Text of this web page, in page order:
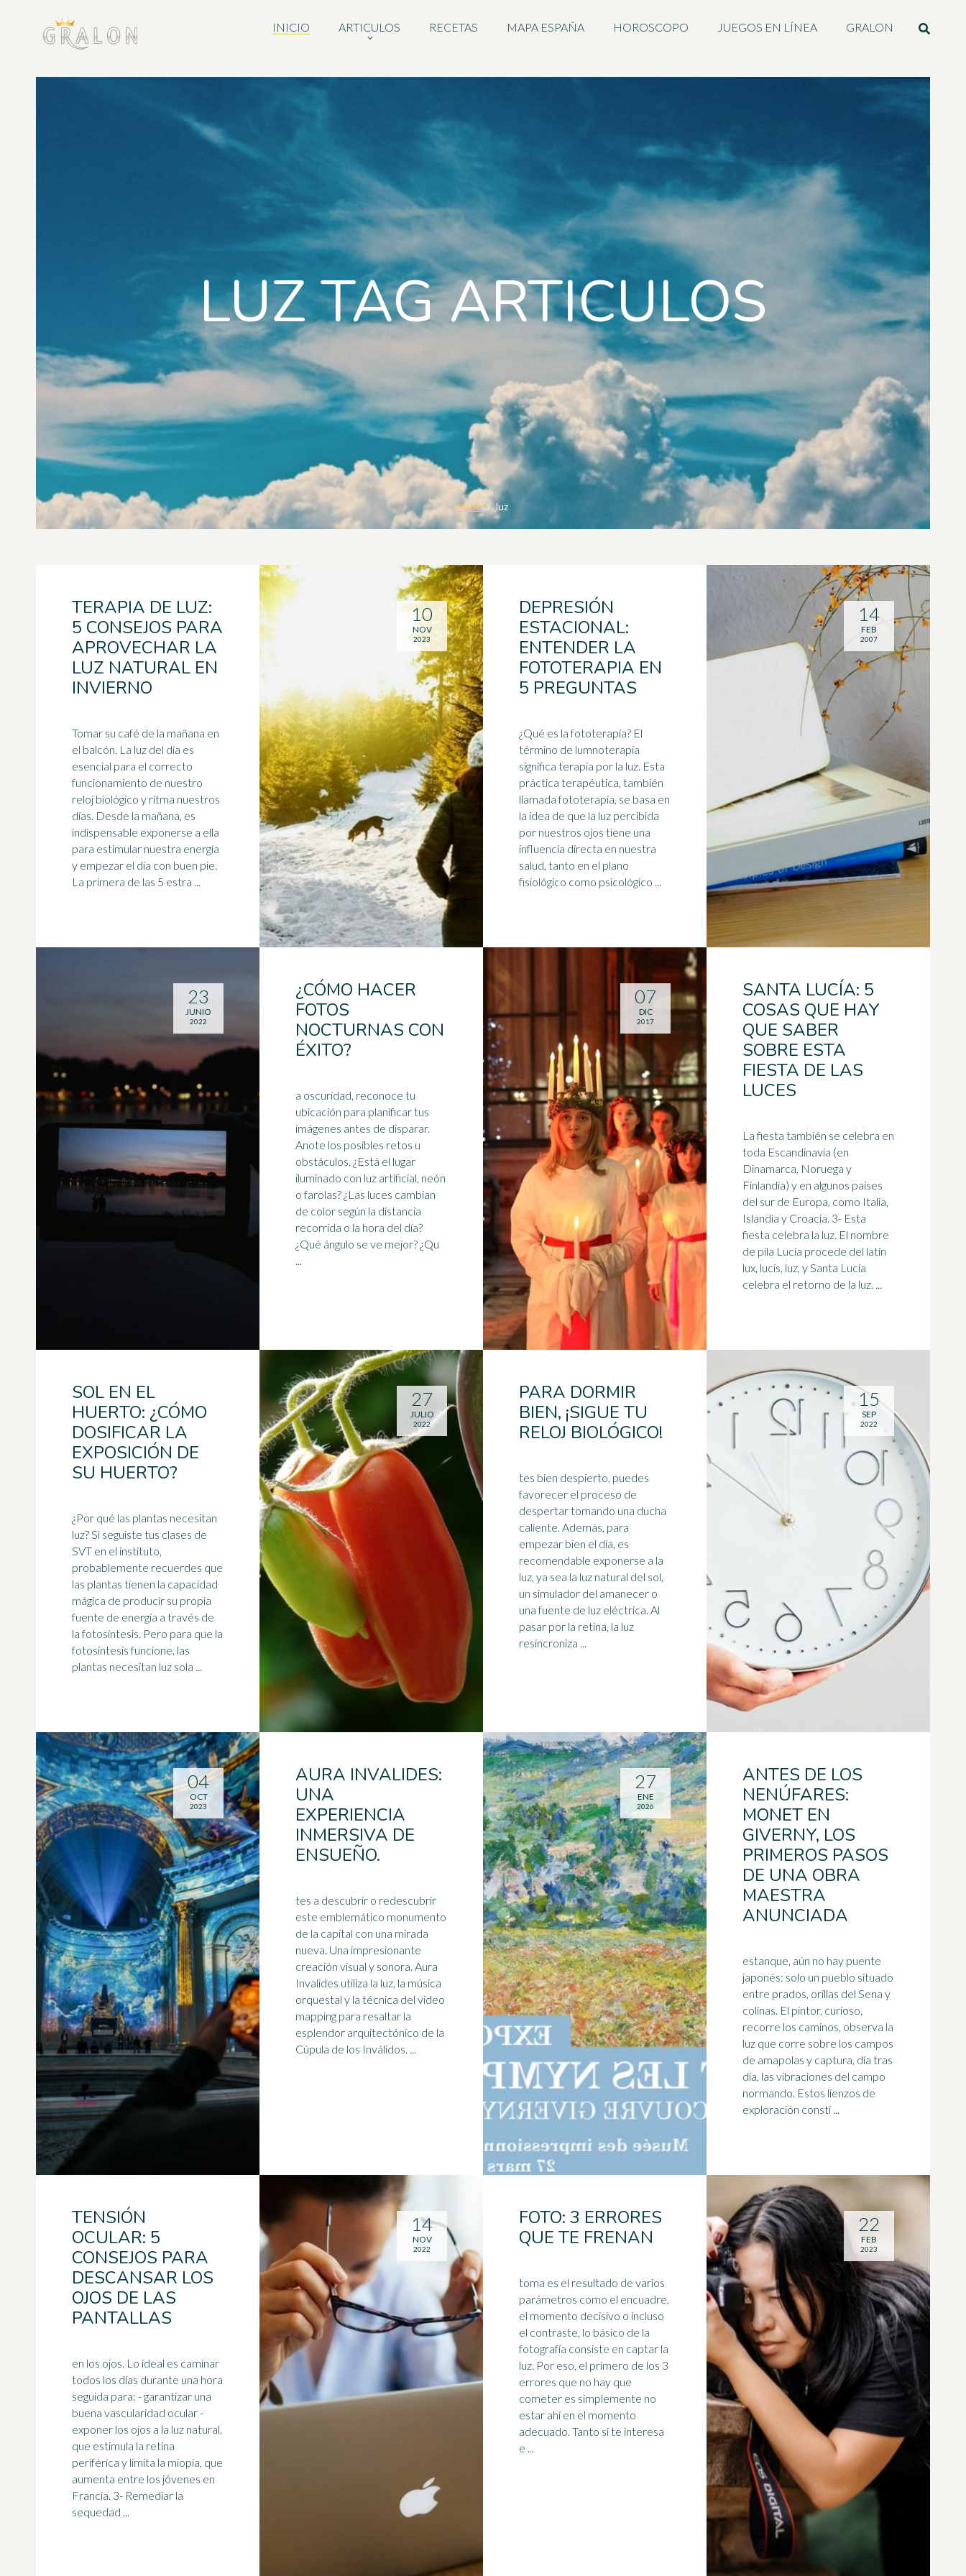
INICIO ARTICULOS RECETAS MAPA ESPAÑA HOROSCOPO JUEGOS EN LÍNEA GRALON
LUZ TAG ARTICULOS
Inicio luz
TERAPIA DE LUZ:
5 CONSEJOS PARA
APROVECHAR LA
LUZ NATURAL EN
INVIERNO
Tomar su café de la mañana en
el balcón. La luz del día es
esencial para el correcto
funcionamiento de nuestro
reloj biológico y ritma nuestros
días. Desde la mañana, es
indispensable exponerse a ella
para estimular nuestra energía
y empezar el día con buen pie.
La primera de las 5 estra ...
10
NOV
2023
DEPRESIÓN
ESTACIONAL:
ENTENDER LA
FOTOTERAPIA EN
5 PREGUNTAS
¿Qué es la fototerapia? El
término de lumnoterapia
significa terapia por la luz. Esta
práctica terapéutica, también
llamada fototerapia, se basa en
la idea de que la luz percibida
por nuestros ojos tiene una
influencia directa en nuestra
salud, tanto en el plano
fisiológico como psicológico ...
14
FEB
2007
¿CÓMO HACER
FOTOS
NOCTURNAS CON
ÉXITO?
a oscuridad, reconoce tu
ubicación para planificar tus
imágenes antes de disparar.
Anote los posibles retos u
obstáculos. ¿Está el lugar
iluminado con luz artificial, neón
o farolas? ¿Las luces cambian
de color según la distancia
recorrida o la hora del día?
¿Qué ángulo se ve mejor? ¿Qu
...
23
JUNIO
2022
SANTA LUCÍA: 5
COSAS QUE HAY
QUE SABER
SOBRE ESTA
FIESTA DE LAS
LUCES
La fiesta también se celebra en
toda Escandinavia (en
Dinamarca, Noruega y
Finlandia) y en algunos países
del sur de Europa, como Italia,
Islandia y Croacia. 3- Esta
fiesta celebra la luz. El nombre
de pila Lucía procede del latín
lux, lucis, luz, y Santa Lucía
celebra el retorno de la luz. ...
07
DIC
2017
SOL EN EL
HUERTO: ¿CÓMO
DOSIFICAR LA
EXPOSICIÓN DE
SU HUERTO?
¿Por qué las plantas necesitan
luz? Si seguiste tus clases de
SVT en el instituto,
probablemente recuerdes que
las plantas tienen la capacidad
mágica de producir su propia
fuente de energía a través de
la fotosíntesis. Pero para que la
fotosíntesis funcione, las
plantas necesitan luz sola ...
27
JULIO
2022
PARA DORMIR
BIEN, ¡SIGUE TU
RELOJ BIOLÓGICO!
tes bien despierto, puedes
favorecer el proceso de
despertar tomando una ducha
caliente. Además, para
empezar bien el día, es
recomendable exponerse a la
luz, ya sea la luz natural del sol,
un simulador del amanecer o
una fuente de luz eléctrica. Al
pasar por la retina, la luz
resincroniza ...
15
SEP
2022
AURA INVALIDES:
UNA
EXPERIENCIA
INMERSIVA DE
ENSUEÑO.
tes a descubrir o redescubrir
este emblemático monumento
de la capital con una mirada
nueva. Una impresionante
creación visual y sonora. Aura
Invalides utiliza la luz, la música
orquestal y la técnica del video
mapping para resaltar la
esplendor arquitectónico de la
Cúpula de los Inválidos. ...
04
OCT
2023
ANTES DE LOS
NENÚFARES:
MONET EN
GIVERNY, LOS
PRIMEROS PASOS
DE UNA OBRA
MAESTRA
ANUNCIADA
estanque, aún no hay puente
japonés: solo un pueblo situado
entre prados, orillas del Sena y
colinas. El pintor, curioso,
recorre los caminos, observa la
luz que corre sobre los campos
de amapolas y captura, día tras
día, las vibraciones del campo
normando. Estos lienzos de
exploración consti ...
27
ENE
2026
TENSIÓN
OCULAR: 5
CONSEJOS PARA
DESCANSAR LOS
OJOS DE LAS
PANTALLAS
en los ojos. Lo ideal es caminar
todos los días durante una hora
seguida para: - garantizar una
buena vascularidad ocular -
exponer los ojos a la luz natural,
que estimula la retina
periférica y limita la miopía, que
aumenta entre los jóvenes en
Francia. 3- Remediar la
sequedad ...
14
NOV
2022
FOTO: 3 ERRORES
QUE TE FRENAN
toma es el resultado de varios
parámetros como el encuadre,
el momento decisivo o incluso
el contraste, lo básico de la
fotografía consiste en captar la
luz. Por eso, el primero de los 3
errores que no hay que
cometer es simplemente no
estar ahí en el momento
adecuado. Tanto si te interesa
e ...
22
FEB
2023